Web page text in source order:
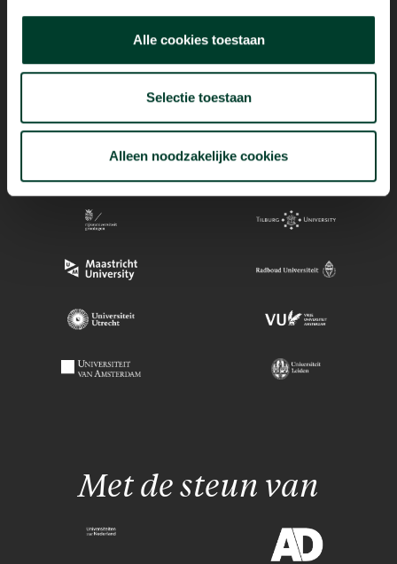
Alle cookies toestaan
Selectie toestaan
Alleen noodzakelijke cookies
Met de steun van